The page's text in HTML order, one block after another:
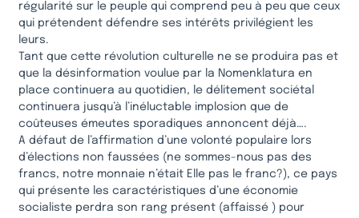
régularité sur le peuple qui comprend peu à peu que ceux
qui prétendent défendre ses intérêts privilégient les
leurs.
Tant que cette révolution culturelle ne se produira pas et
que la désinformation voulue par la Nomenklatura en
place continuera au quotidien, le délitement sociétal
continuera jusqu’à l’inéluctable implosion que de
coûteuses émeutes sporadiques annoncent déjà….
A défaut de l’affirmation d’une volonté populaire lors
d’élections non faussées (ne sommes-nous pas des
francs, notre monnaie n’était Elle pas le franc?), ce pays
qui présente les caractéristiques d’une économie
socialiste perdra son rang présent (affaissé ) pour